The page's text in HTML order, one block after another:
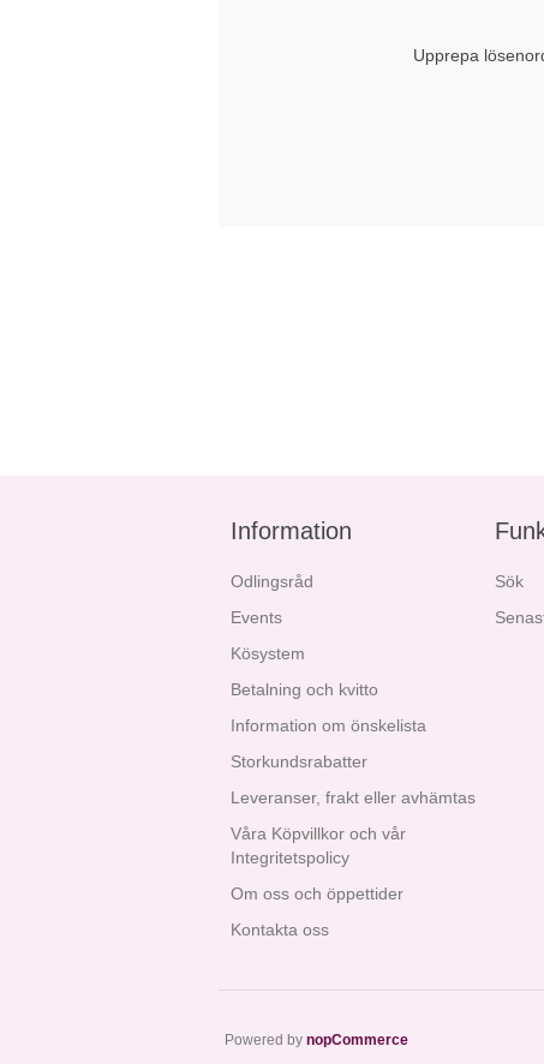
Upprepa
Information
Odlingsråd
Events
Kösystem
Betalning och kvitto
Information om önskelista
Storkundsrabatter
Leveranser, frakt eller avhämtas
Våra Köpvillkor och vår
Integritetspolicy
Om oss och öppettider
Kontakta oss
Sök
Powered by nopCommerce